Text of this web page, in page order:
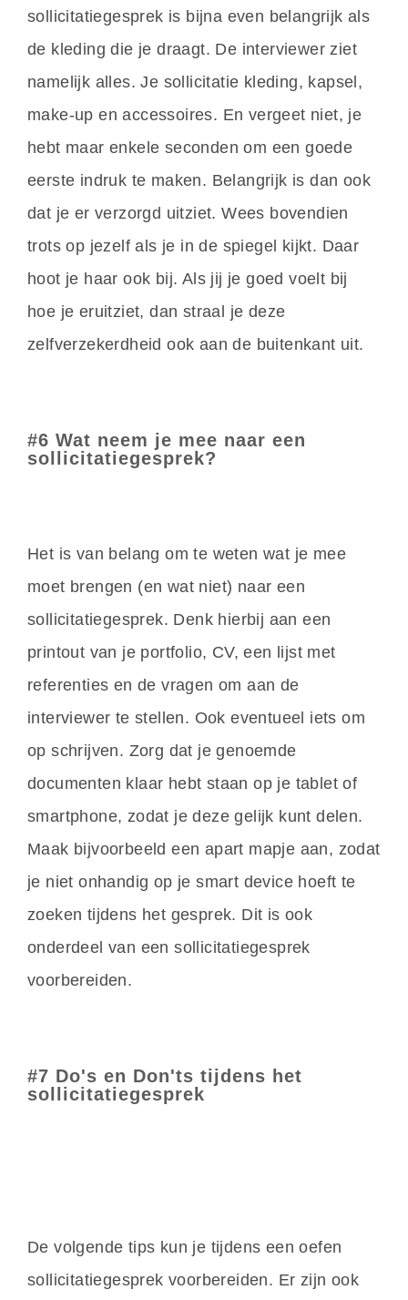
sollicitatiegesprek is bijna even belangrijk als
de kleding die je draagt. De interviewer ziet
namelijk alles. Je sollicitatie kleding, kapsel,
make-up en accessoires. En vergeet niet, je
hebt maar enkele seconden om een goede
eerste indruk te maken. Belangrijk is dan ook
dat je er verzorgd uitziet. Wees bovendien
trots op jezelf als je in de spiegel kijkt. Daar
hoot je haar ook bij. Als jij je goed voelt bij
hoe je eruitziet, dan straal je deze
zelfverzekerdheid ook aan de buitenkant uit.
#6 Wat neem je mee naar een
sollicitatiegesprek?
Het is van belang om te weten wat je mee
moet brengen (en wat niet) naar een
sollicitatiegesprek. Denk hierbij aan een
printout van je portfolio, CV, een lijst met
referenties en de vragen om aan de
interviewer te stellen. Ook eventueel iets om
op schrijven. Zorg dat je genoemde
documenten klaar hebt staan op je tablet of
smartphone, zodat je deze gelijk kunt delen.
Maak bijvoorbeeld een apart mapje aan, zodat
je niet onhandig op je smart device hoeft te
zoeken tijdens het gesprek. Dit is ook
onderdeel van een sollicitatiegesprek
voorbereiden.
#7 Do's en Don'ts tijdens het
sollicitatiegesprek
De volgende tips kun je tijdens een oefen
sollicitatiegesprek voorbereiden. Er zijn ook